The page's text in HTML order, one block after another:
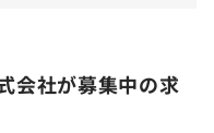
ることも多いのが特徴
／ 地下鉄谷町線
会社が募集中の求